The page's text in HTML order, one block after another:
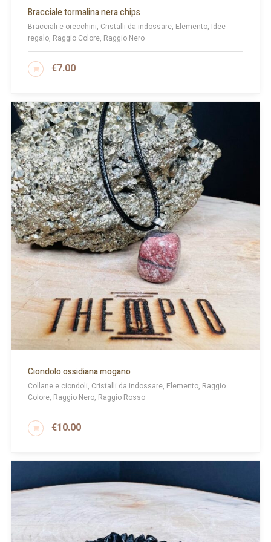
Bracciale tormalina nera chips
Bracciali e orecchini, Cristalli da indossare, Elemento, Idee
regalo, Raggio Colore, Raggio Nero
€7.00
AGGIUNGI AL CARRELLO
Ciondolo ossidiana mogano
Collane e ciondoli, Cristalli da indossare, Elemento, Raggio
Colore, Raggio Nero, Raggio Rosso
€10.00
AGGIUNGI AL CARRELLO